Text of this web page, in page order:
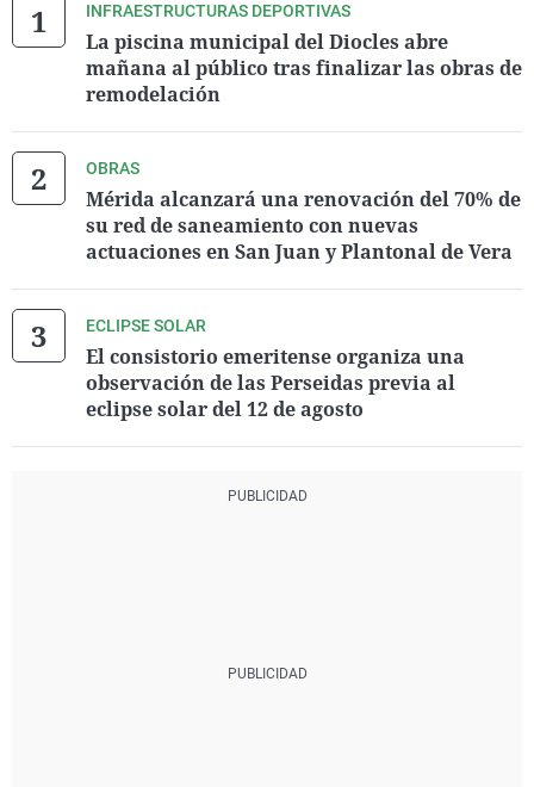
INFRAESTRUCTURAS DEPORTIVAS
La piscina municipal del Diocles abre
mañana al público tras finalizar las obras de
remodelación
OBRAS
Mérida alcanzará una renovación del 70% de
su red de saneamiento con nuevas
actuaciones en San Juan y Plantonal de Vera
ECLIPSE SOLAR
El consistorio emeritense organiza una
observación de las Perseidas previa al
eclipse solar del 12 de agosto